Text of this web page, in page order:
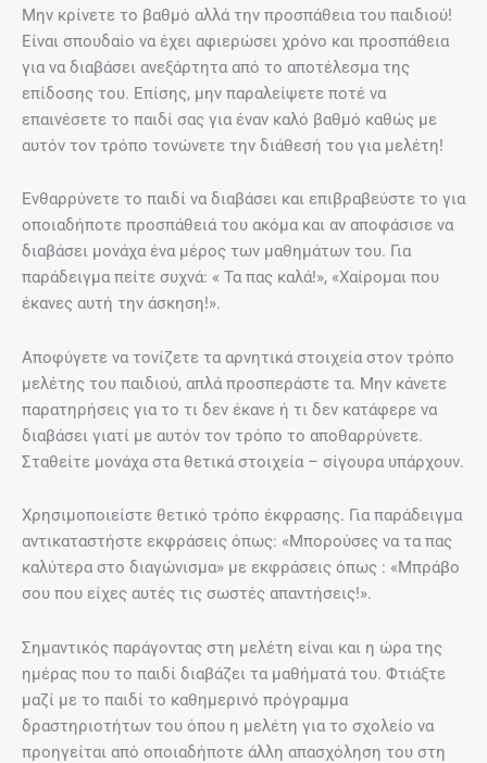
Μην κρίνετε το βαθμό αλλά την προσπάθεια του παιδιού!
Είναι σπουδαίο να έχει αφιερώσει χρόνο και προσπάθεια
για να διαβάσει ανεξάρτητα από το αποτέλεσμα της
επίδοσης του. Επίσης, μην παραλείψετε ποτέ να
επαινέσετε το παιδί σας για έναν καλό βαθμό καθώς με
αυτόν τον τρόπο τονώνετε την διάθεσή του για μελέτη!
Ενθαρρύνετε το παιδί να διαβάσει και επιβραβεύστε το για
οποιαδήποτε προσπάθειά του ακόμα και αν αποφάσισε να
διαβάσει μονάχα ένα μέρος των μαθημάτων του. Για
παράδειγμα πείτε συχνά: « Τα πας καλά!», «Χαίρομαι που
έκανες αυτή την άσκηση!».
Αποφύγετε να τονίζετε τα αρνητικά στοιχεία στον τρόπο
μελέτης του παιδιού, απλά προσπεράστε τα. Μην κάνετε
παρατηρήσεις για το τι δεν έκανε ή τι δεν κατάφερε να
διαβάσει γιατί με αυτόν τον τρόπο το αποθαρρύνετε.
Σταθείτε μονάχα στα θετικά στοιχεία – σίγουρα υπάρχουν.
Χρησιμοποιείστε θετικό τρόπο έκφρασης. Για παράδειγμα
αντικαταστήστε εκφράσεις όπως: «Μπορούσες να τα πας
καλύτερα στο διαγώνισμα» με εκφράσεις όπως : «Μπράβο
σου που είχες αυτές τις σωστές απαντήσεις!».
Σημαντικός παράγοντας στη μελέτη είναι και η ώρα της
ημέρας που το παιδί διαβάζει τα μαθήματά του. Φτιάξτε
μαζί με το παιδί το καθημερινό πρόγραμμα
δραστηριοτήτων του όπου η μελέτη για το σχολείο να
προηγείται από οποιαδήποτε άλλη απασχόληση του στη